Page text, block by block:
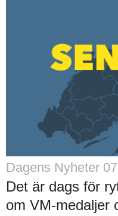
Dagens Nyheter
Det är dags för
om VM-medaljer